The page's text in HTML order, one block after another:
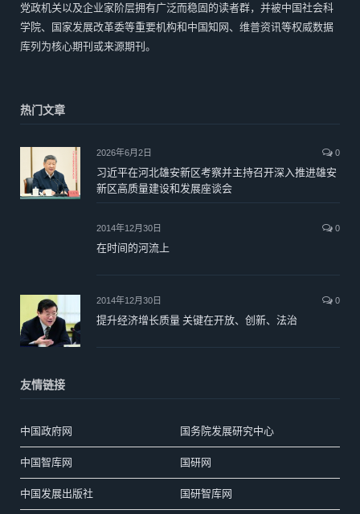
党政机关以及企业家阶层拥有广泛而稳固的读者群，并被中国社会科
学院、国家发展改革委等重要机构和中国知网、维普资讯等权威数据
库列为核心期刊或来源期刊。
热门文章
2026年6月2日 0
习近平在河北雄安新区考察并主持召开深入推进雄安
新区高质量建设和发展座谈会
2014年12月30日 0
在时间的河流上
2014年12月30日 0
提升经济增长质量 关键在开放、创新、法治
友情链接
中国政府网 国务院发展研究中心
中国智库网 国研网
中国发展出版社 国研智库网